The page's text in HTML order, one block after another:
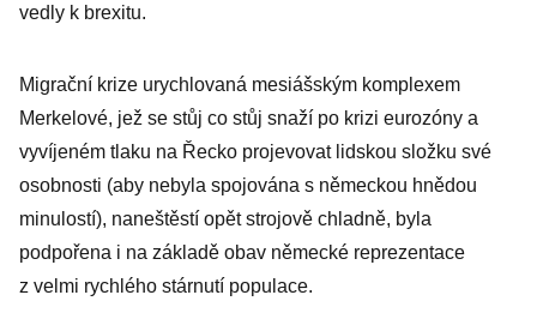
vedly k brexitu.
Migrační krize urychlovaná mesiášským komplexem
Merkelové, jež se stůj co stůj snaží po krizi eurozóny a
vyvíjeném tlaku na Řecko projevovat lidskou složku své
osobnosti (aby nebyla spojována s německou hnědou
minulostí), naneštěstí opět strojově chladně, byla
podpořena i na základě obav německé reprezentace
z velmi rychlého stárnutí populace.